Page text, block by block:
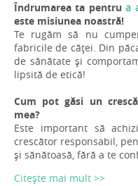
Îndrumarea ta pentrua
este misiunea noastră!
Te rugăm să nu
fabricile de căței. Din
de sănătate și
lipsită de etică!
Cum pot găsi un
mea?
Este important să
crescător responsabil,
și sănătoasă, fără a te
Citește mai mult >>